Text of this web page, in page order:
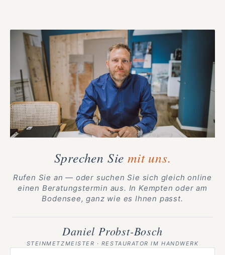
Sprechen Sie mit uns.
Rufen Sie an — oder suchen Sie sich gleich online
einen Beratungstermin aus. In Kempten oder am
Bodensee, ganz wie es Ihnen passt.
Daniel Probst-Bosch
STEINMETZMEISTER · RESTAURATOR IM HANDWERK